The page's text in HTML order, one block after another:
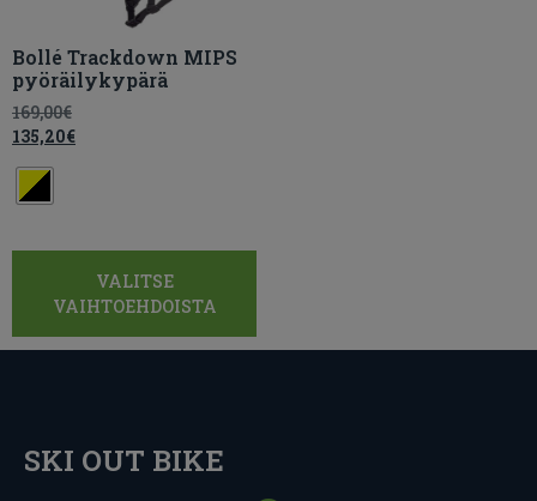
Bollé Trackdown MIPS
pyöräilykypärä
169,00€
135,20€
VALITSE
VAIHTOEHDOISTA
SKI OUT BIKE